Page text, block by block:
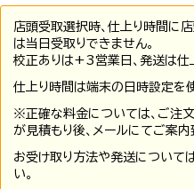
店頭受取選択時、仕上り時間に
は当日受取りできません。
校正ありは+3営業日、発送は仕
仕上り時間は端末の日時設定を
※正確な料金については、ご注
が見積もり後、メールにてご案内
お受け取り方法や発送について
い。